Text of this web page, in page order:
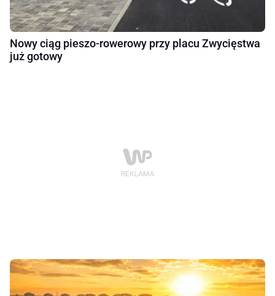
Nowy ciąg pieszo-rowerowy przy placu Zwycięstwa
już gotowy